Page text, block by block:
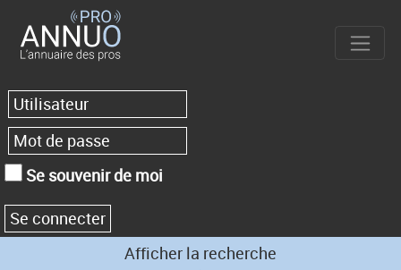
Se souvenir de moi
Afficher la recherche